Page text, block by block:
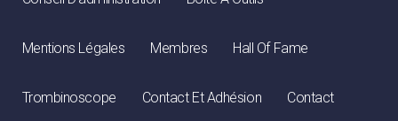
Mentions Légales Membres Hall Of Fame
Trombinoscope Contact Et Adhésion Contact